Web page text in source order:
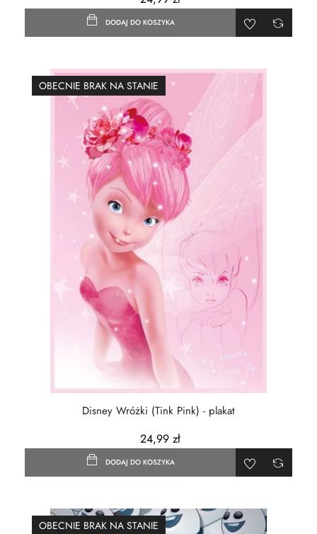
DODAJ DO KOSZYKA
OBECNIE BRAK NA STANIE
Disney Wróżki (Tink Pink) - plakat
24,99 zł
DODAJ DO KOSZYKA
OBECNIE BRAK NA STANIE